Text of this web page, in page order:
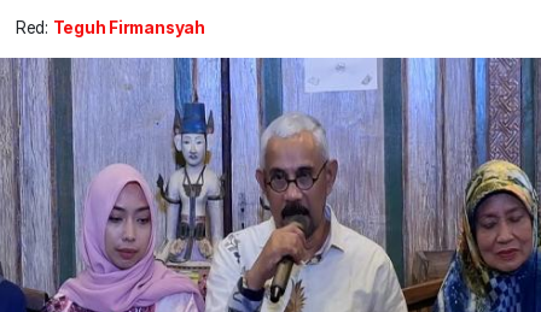
Red: Teguh Firmansyah